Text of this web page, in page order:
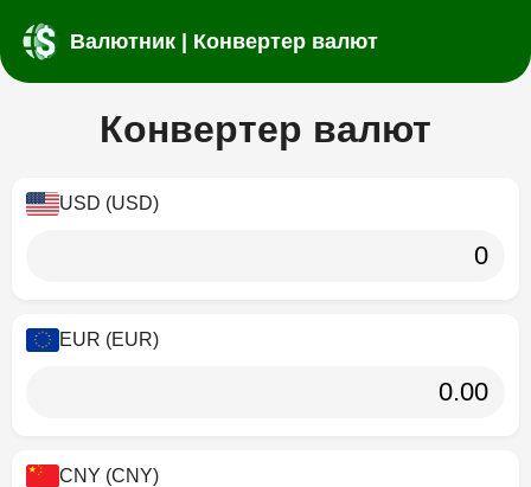
Валютник | Конвертер валют
Конвертер валют
USD (USD)
EUR (EUR)
CNY (CNY)